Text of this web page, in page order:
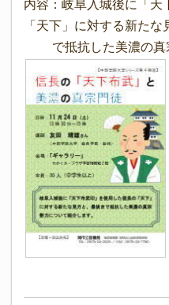
内容：岐阜入城後に「天
「天下」に対する新たな
で抵抗した美濃の真宗